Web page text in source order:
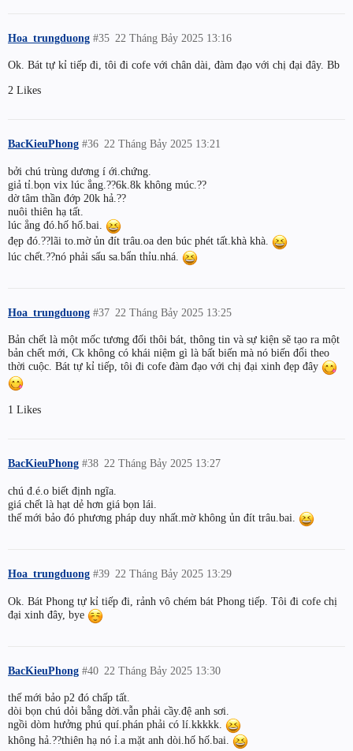
Hoa_trungduong 22 Tháng Bảy 2025 13:16
#35
Ok. Bát tự kỉ tiếp đi, tôi đi cofe với chân dài, đàm đạo với chị đại đây. Bb
2 Likes
BacKieuPhong 22 Tháng Bảy 2025 13:21
#36
bởi chú trùng dương í ới.chứng.
giả tỉ.bọn vix lúc ẳng.??6k.8k không múc.??
dờ tâm thần đớp 20k hả.??
nuôi thiên hạ tất.
lúc ẳng đó.hố hố.bai.
đẹp đó.??lãi to.mờ ủn đít trâu.oa den búc phét tất.khà khà.
lúc chết.??nó phải sấu sa.bẩn thỉu.nhá.
Hoa_trungduong 22 Tháng Bảy 2025 13:25
#37
Bản chết là một mốc tương đối thôi bát, thông tin và sự kiện sẽ tạo ra một
bản chết mới, Ck không có khái niệm gì là bất biến mà nó biến đổi theo
thời cuộc. Bát tự kỉ tiếp, tôi đi cofe đàm đạo với chị đại xinh đẹp đây
1 Likes
BacKieuPhong 22 Tháng Bảy 2025 13:27
#38
chú đ.é.o biết định ngĩa.
giá chết là hạt dẻ hơn giá bọn lái.
thế mới bảo đó phương pháp duy nhất.mờ không ủn đít trâu.bai.
Hoa_trungduong 22 Tháng Bảy 2025 13:29
#39
Ok. Bát Phong tự kỉ tiếp đi, rảnh vô chém bát Phong tiếp. Tôi đi cofe chị
đại xinh đây, bye
BacKieuPhong 22 Tháng Bảy 2025 13:30
#40
thế mới bảo p2 đó chấp tất.
dòi bọn chú dỏi bằng dời.vẫn phải cầy.đệ anh sơi.
ngồi dòm hưởng phú quí.phán phải có lí.kkkkk.
không hả.??thiên hạ nó ỉ.a mặt anh dòi.hố hố.bai.